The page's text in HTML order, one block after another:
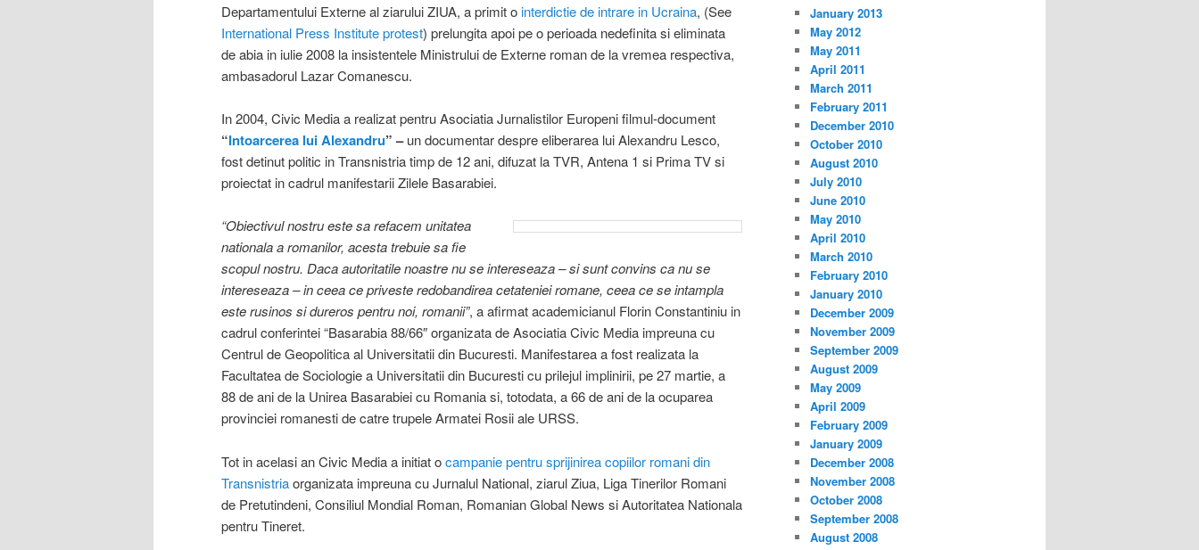
Departamentului Externe al ziarului ZIUA, a primit ointerdictie de intrare in Ucraina, (See
International Press Institute protest) prelungita apoi pe o perioada nedefinita si eliminata
de abia in iulie 2008 la insistentele Ministrului de Externe roman de la vremea respectiva,
ambasadorul Lazar Comanescu.
In 2004, Civic Media a realizat pentru Asociatia Jurnalistilor Europeni filmul-document
“Intoarcerea lui Alexandru” –un documentar despre eliberarea lui Alexandru Lesco,
fost detinut politic in Transnistria timp de 12 ani, difuzat la TVR, Antena 1 si Prima TV si
proiectat in cadrul manifestarii Zilele Basarabiei.
“Obiectivul nostru este sa refacem unitatea
nationala a romanilor, acesta trebuie sa fie
scopul nostru. Daca autoritatile noastre nu se intereseaza – si sunt convins ca nu se
intereseaza – in ceea ce priveste redobandirea cetateniei romane, ceea ce se intampla
este rusinos si dureros pentru noi, romanii”, a afirmat academicianul Florin Constantiniu in
cadrul conferintei “Basarabia 88/66″ organizata de Asociatia Civic Media impreuna cu
Centrul de Geopolitica al Universitatii din Bucuresti. Manifestarea a fost realizata la
Facultatea de Sociologie a Universitatii din Bucuresti cu prilejul implinirii, pe 27 martie, a
88 de ani de la Unirea Basarabiei cu Romania si, totodata, a 66 de ani de la ocuparea
provinciei romanesti de catre trupele Armatei Rosii ale URSS.
Tot in acelasi an Civic Media a initiat ocampanie pentru sprijinirea copiilor romani din
Transnistriaorganizata impreuna cu Jurnalul National, ziarul Ziua, Liga Tinerilor Romani
de Pretutindeni, Consiliul Mondial Roman, Romanian Global News si Autoritatea Nationala
pentru Tineret.
January 2013
May 2012
May 2011
April 2011
March 2011
February 2011
December 2010
October 2010
August 2010
July 2010
June 2010
May 2010
April 2010
March 2010
February 2010
January 2010
December 2009
November 2009
September 2009
August 2009
May 2009
April 2009
February 2009
January 2009
December 2008
November 2008
October 2008
September 2008
August 2008